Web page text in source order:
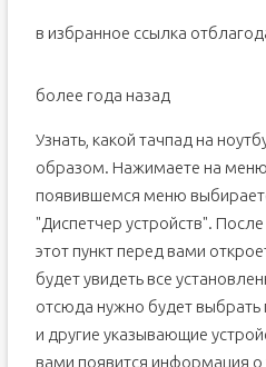
в избранное ссылка
более года назад
Узнать, какой тачпад на
образом. Нажимаете на меню
появившемся меню
"Диспетчер устройств".
этот пункт перед вами
будет увидеть все
отсюда нужно будет
и другие указывающие
вами появится информация о